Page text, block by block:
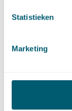
Statistieken
Marketing
geconsulteerd. In
Health
publicatie leiden
Veldhoven van 27